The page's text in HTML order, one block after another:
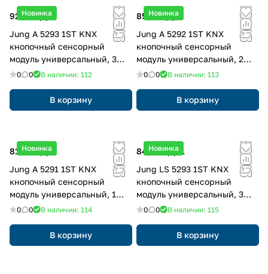
Новинка
92 618 руб.
Jung A 5293 1ST KNX
кнопочный сенсорный
модуль универсальный, 3
группы, F50, Серия AS/A,
0 0 В наличии: 112
В корзину
Новинка
85 615 руб.
Jung A 5292 1ST KNX
кнопочный сенсорный
модуль универсальный, 2
группы, F50, Серия AS/A,
0 0 В наличии: 113
В корзину
Новинка
81 006 руб.
Jung A 5291 1ST KNX
кнопочный сенсорный
модуль универсальный, 1
группа, F50, Серия AS/A,
0 0 В наличии: 114
В корзину
Новинка
84 500 руб.
Jung LS 5293 1ST KNX
кнопочный сенсорный
модуль универсальный, 3
группы, F50, Серия LS,
0 0 В наличии: 115
В корзину